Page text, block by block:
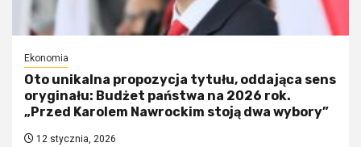
Ekonomia
Oto unikalna propozycja tytułu, oddająca sens
oryginału: Budżet państwa na 2026 rok.
„Przed Karolem Nawrockim stoją dwa wybory”
12 stycznia, 2026